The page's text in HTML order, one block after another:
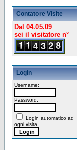
Contatore Visite
Dal 04.05.09
sei il visitatore n°
Login
Username:
Password:
Login automatico ad
ogni visita